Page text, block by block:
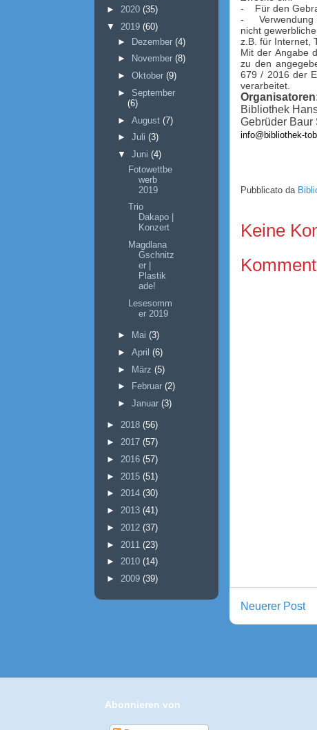
-
Für den
-
nicht
z.B. für Internet,
Mit der Angabe
zu den
679 / 2016 der
verarbeitet.
Bibliothek
Gebrüder Baur
info@bibliothek-
Pubblicato da
Keine
Neuerer Post
► 2020 (35)
▼ 2019 (60)
► Dezember (4)
►
November (8)
► Oktober (9)
► September
(6)
► August (7)
► Juli (3)
▼ Juni (4)
Fotowettbe
werb
2019
Trio
Dakapo |
Konzert
Magdlana
Gschnitz
er |
Plastik
ade!
Lesesomm
er 2019
► Mai (3)
► April (6)
► März (5)
►
Februar (2)
► Januar (3)
► 2018 (56)
► 2017 (57)
► 2016 (57)
► 2015 (51)
► 2014 (30)
► 2013 (41)
► 2012 (37)
► 2011 (23)
► 2010 (14)
► 2009 (39)
Abonnieren von